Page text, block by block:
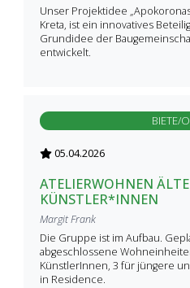
Unser Projektidee
Kreta, ist ein innovatives
Grundidee der
entwickelt.
BIETE/
05.04.2026
ATELIERWOHNEN
KÜNSTLER*INNEN
Margit Frank
Die Gruppe ist im Aufbau.
abgeschlossene
KünstlerInnen, 3 für jüngere
in Residence.